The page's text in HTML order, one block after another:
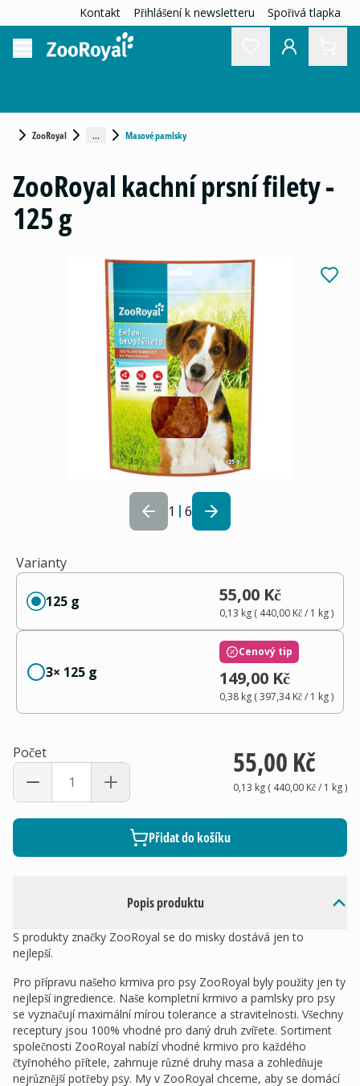
Kontakt Přihlášení k newsletteru Spořivá tlapka
ZooRoyal ... Masové pamlsky
1 6
Popis produktu
S produkty značky ZooRoyal se do misky dostává jen to
nejlepší.
Pro přípravu našeho krmiva pro psy ZooRoyal byly použity jen ty
nejlepší ingredience. Naše kompletní krmivo a pamlsky pro psy
se vyznačují maximální mírou tolerance a stravitelnosti. Všechny
receptury jsou 100% vhodné pro daný druh zvířete. Sortiment
společnosti ZooRoyal nabízí vhodné krmivo pro každého
čtyřnohého přítele, zahrnuje různé druhy masa a zohledňuje
nejrůznější potřeby psy. My v ZooRoyal chceme, aby se domácí
ZooRoyal kachní prsní filety -
125 g
Varianty
125 g 55,00 Kč
0,13 kg( 440,00 Kč/ 1 kg)
3× 125 g
Cenový tip
149,00 Kč
0,38 kg(397,34 Kč/ 1 kg)
Počet 55,00 Kč
0,13 kg( 440,00 Kč/ 1 kg)
Přidat do košíku